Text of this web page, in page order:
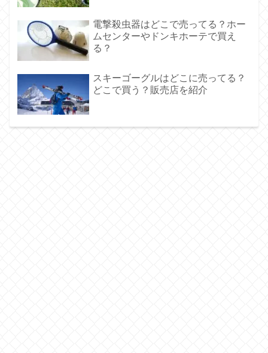
電撃殺虫器はどこで売ってる？ホー
ムセンターやドンキホーテで買え
る？
スキーゴーグルはどこに売ってる？
どこで買う？販売店を紹介